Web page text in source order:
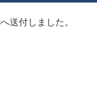
送付しました。